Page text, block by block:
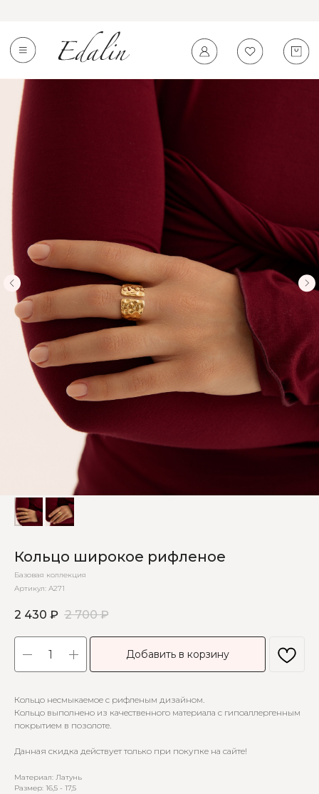
Вернуться
←
Кольцо широкое рифленое
Базовая коллекция
Артикул: А271
2 430 ₽ 2 700 ₽
Добавить в корзину
Кольцо несмыкаемое с рифленым дизайном.
Кольцо выполнено из качественного материала с гипоаллергенным
покрытием в позолоте.
Данная скидка действует только при покупке на сайте!
Материал: Латунь
Размер: 16,5 - 17,5